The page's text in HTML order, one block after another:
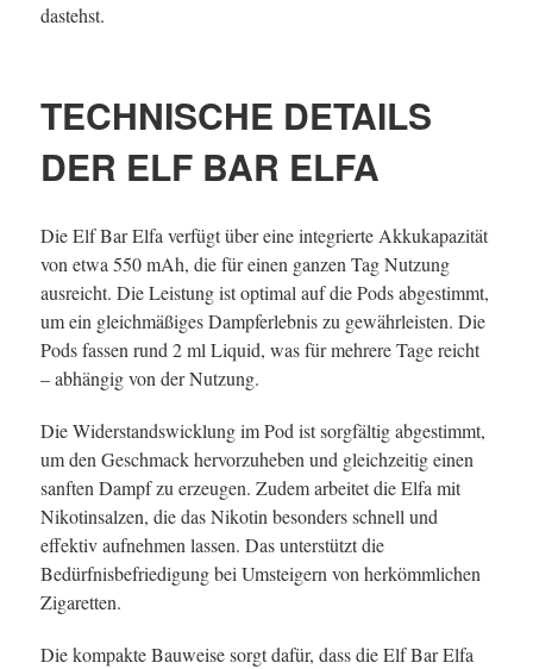
dastehst.
TECHNISCHE DETAILS
DER ELF BAR ELFA
Die Elf Bar Elfa verfügt über eine integrierte Akkukapazität
von etwa 550 mAh, die für einen ganzen Tag Nutzung
ausreicht. Die Leistung ist optimal auf die Pods abgestimmt,
um ein gleichmäßiges Dampferlebnis zu gewährleisten. Die
Pods fassen rund 2 ml Liquid, was für mehrere Tage reicht
– abhängig von der Nutzung.
Die Widerstandswicklung im Pod ist sorgfältig abgestimmt,
um den Geschmack hervorzuheben und gleichzeitig einen
sanften Dampf zu erzeugen. Zudem arbeitet die Elfa mit
Nikotinsalzen, die das Nikotin besonders schnell und
effektiv aufnehmen lassen. Das unterstützt die
Bedürfnisbefriedigung bei Umsteigern von herkömmlichen
Zigaretten.
Die kompakte Bauweise sorgt dafür, dass die Elf Bar Elfa